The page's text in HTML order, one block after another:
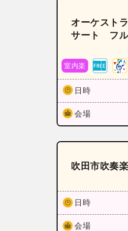
オーケスト
サート フル
室内楽
日時
会場
吹田市吹奏
日時
会場